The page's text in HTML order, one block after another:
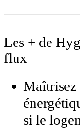
Les + de
flux
Maîtrisez
si le